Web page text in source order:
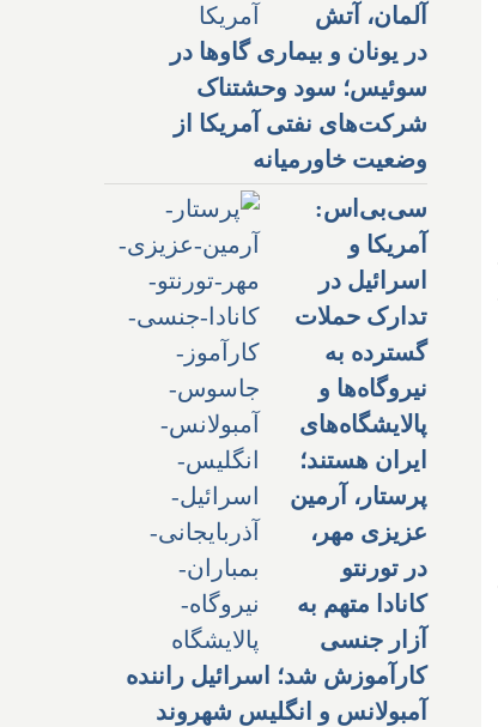
آلمان، آتش
در یونان و بیماری گاوها در
سوئیس؛ سود وحشتناک
شرکت‌های نفتی آمریکا از
وضعیت خاورمیانه
سی‌بی‌اس:
آمریکا و
اسرائیل در
تدارک حملات
گسترده به
نیروگاه‌ها و
پالایشگاه‌های
ایران هستند؛
پرستار، آرمین
عزیزی مهر،
در تورنتو
کانادا متهم به
آزار جنسی
کارآموزش شد؛ اسرائیل راننده
آمبولانس و انگلیس شهروند